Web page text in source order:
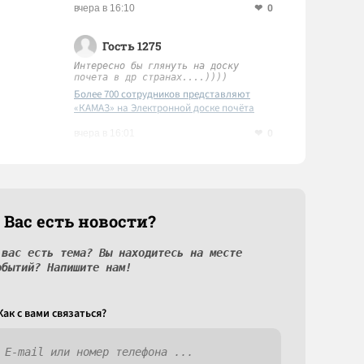
вчера в 16:10 0
Гость 1275
Интересно бы глянуть на доску
почета в др странах....))))
Более 700 сотрудников представляют
«КАМАЗ» на Электронной доске почёта
есть новости?
есть тема? Вы находитесь на месте
Напишите нам!
c вами связаться?